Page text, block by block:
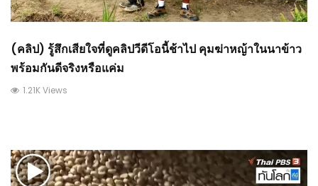
(คลิป) รู้สึกเสียใจที่ดูคลิปวีดีโอนี้ช้าไป คุมฆ่าหญ้าในนาข้าว
พร้อมกันดีจริงหรือแค่ม
1.21K Views